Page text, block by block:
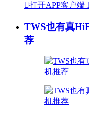
打开APP客户端
TWS也有真
荐